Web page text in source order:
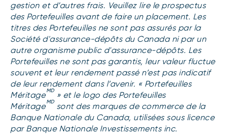
gestion et d’autres frais. Veuillez lire le prospectus
des Portefeuilles avant de faire un placement. Les
titres des Portefeuilles ne sont pas assurés par la
Société d'assurance-dépôts du Canada ni par un
autre organisme public d'assurance-dépôts. Les
Portefeuilles ne sont pas garantis, leur valeur fluctue
souvent et leur rendement passé n’est pas indicatif
de leur rendement dans l’avenir. « Portefeuilles
Méritage MD
» et le logo des Portefeuilles
Méritage MD sont des marques de commerce de la
Banque Nationale du Canada, utilisées sous licence
par Banque Nationale Investissements inc.